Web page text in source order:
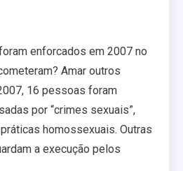
enforcados em 2007 no
Amar outros
16 pessoas foram
por “crimes sexuais”,
homossexuais. Outras
a execução pelos